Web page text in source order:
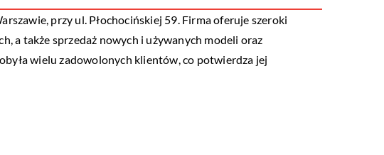
przy ul. Płochocińskiej 59. Firma oferuje szeroki
a także sprzedaż nowych i używanych modeli oraz
wielu zadowolonych klientów, co potwierdza jej